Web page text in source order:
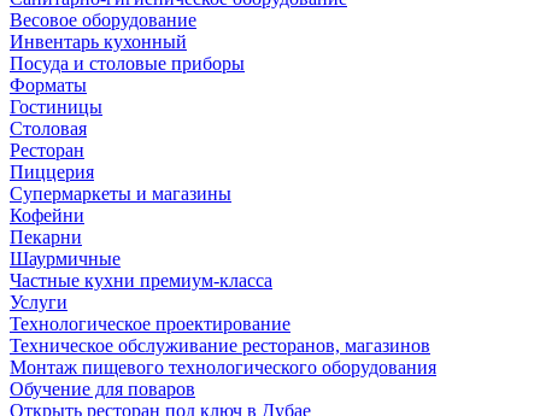
Весовое оборудование
Инвентарь кухонный
Посуда и столовые приборы
Форматы
Гостиницы
Столовая
Ресторан
Пиццерия
Супермаркеты и магазины
Кофейни
Пекарни
Шаурмичные
Частные кухни премиум-класса
Услуги
Технологическое проектирование
Техническое обслуживание ресторанов, магазинов
Монтаж пищевого технологического оборудования
Обучение для поваров
Открыть ресторан под ключ в Дубае